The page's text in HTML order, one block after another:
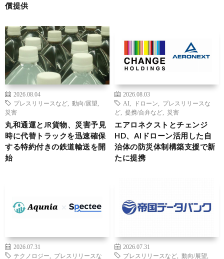
償提供
2026.08.04
プレスリリースなど
動向/展望
災害
丸和通運とJR貨物、災害予見
時に代替トラックを迅速確保
する特約付きの鉄道輸送を開
始
2026.08.03
AI
ドローン
プレスリリースな
ど
提携/合弁など 災害
エアロネクストとチェンジ
HD、AIドローン活用した自
治体の防災体制構築支援で新
たに提携
2026.07.31
テクノロジー
プレスリリースな
2026.07.31
プレスリリースなど
動向/展望